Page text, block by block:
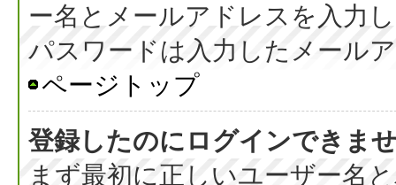
ー名とメールアドレスを入力
パスワードは入力したメール
ページトップ
登録したのにログインできま
まず最初に正しいユーザー名